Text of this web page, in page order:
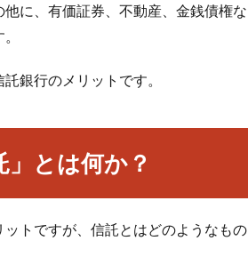
に、有価証券、不動産、金銭債権な
銀行のメリットです。
とは何か？
トですが、信託とはどのようなもの